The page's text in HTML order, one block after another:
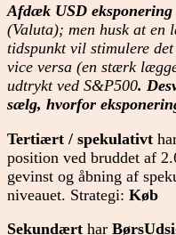
Afdæk USD eksponering
(Valuta); men husk at en
tidspunkt vil stimulere
vice versa (en stærk
udtrykt ved S&P500.
sælg, hvorfor
Tertiært / spekulativt
position ved bruddet af
gevinst og åbning af
niveauet. Strategi: Køb
Sekundært har